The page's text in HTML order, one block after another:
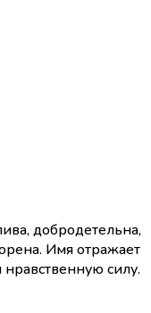
добродетельна,
Имя отражает
силу.